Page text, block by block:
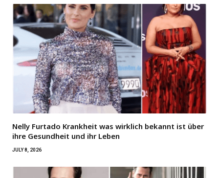
Nelly Furtado Krankheit was wirklich bekannt ist über
ihre Gesundheit und ihr Leben
JULY 8, 2026